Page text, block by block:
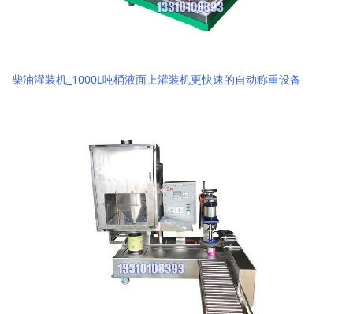
柴油灌装机_1000L吨桶液面上灌装机更快速的自动称重设备